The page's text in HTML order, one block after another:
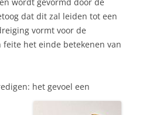
dat dit zal leiden tot een
vormt voor de
het einde betekenen van
het gevoel een